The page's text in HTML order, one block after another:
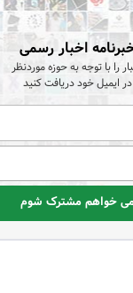
اخبار رسمی
را با توجه به حوزه موردنظر
در ایمیل خود دریافت کنید
خواهم مشترک شوم